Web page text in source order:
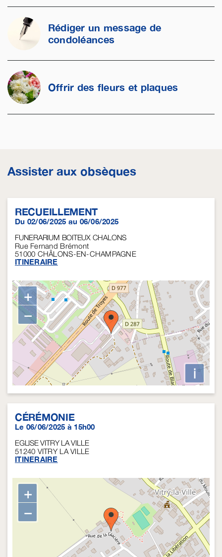
Rédiger un message de
condoléances
Offrir des fleurs et plaques
Assister aux obsèques
RECUEILLEMENT
Du 02/06/2025 au 06/06/2025
FUNERARIUM BOITEUX CHALONS
Rue Fernand Brémont
51000 CHÂLONS-EN-CHAMPAGNE
ITINERAIRE
+
−
i
CÉRÉMONIE
Le 06/06/2025 à 15h00
EGLISE VITRY LA VILLE
51240 VITRY LA VILLE
ITINERAIRE
+
−